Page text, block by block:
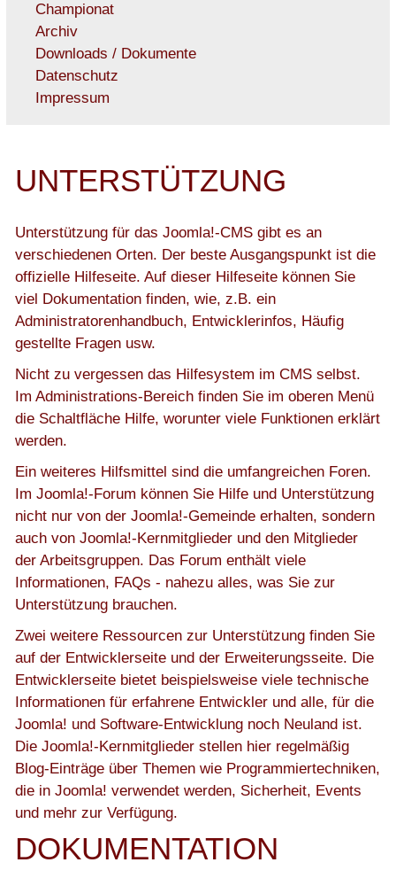
Championat
Archiv
Downloads / Dokumente
Datenschutz
Impressum
UNTERSTÜTZUNG
Unterstützung für das Joomla!-CMS gibt es an
verschiedenen Orten. Der beste Ausgangspunkt ist die
offizielle Hilfeseite. Auf dieser Hilfeseite können Sie
viel Dokumentation finden, wie, z.B. ein
Administratorenhandbuch, Entwicklerinfos, Häufig
gestellte Fragen usw.
Nicht zu vergessen das Hilfesystem im CMS selbst.
Im Administrations-Bereich finden Sie im oberen Menü
die Schaltfläche Hilfe, worunter viele Funktionen erklärt
werden.
Ein weiteres Hilfsmittel sind die umfangreichen Foren.
Im Joomla!-Forum können Sie Hilfe und Unterstützung
nicht nur von der Joomla!-Gemeinde erhalten, sondern
auch von Joomla!-Kernmitglieder und den Mitglieder
der Arbeitsgruppen. Das Forum enthält viele
Informationen, FAQs - nahezu alles, was Sie zur
Unterstützung brauchen.
Zwei weitere Ressourcen zur Unterstützung finden Sie
auf der Entwicklerseiteund der Erweiterungsseite. Die
Entwicklerseite bietet beispielsweise viele technische
Informationen für erfahrene Entwickler und alle, für die
Joomla! und Software-Entwicklung noch Neuland ist.
Die Joomla!-Kernmitglieder stellen hier regelmäßig
Blog-Einträge über Themen wie Programmiertechniken,
die in Joomla! verwendet werden, Sicherheit, Events
und mehr zur Verfügung.
DOKUMENTATION